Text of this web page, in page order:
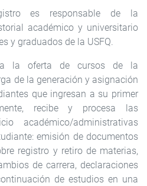
es responsable de la
académico y universitario
y graduados de la USFQ.
la oferta de cursos de la
de la generación y asignación
que ingresan a su primer
recibe y procesa las
académico/administrativas
emisión de documentos
registro y retiro de materias,
de carrera, declaraciones
de estudios en una